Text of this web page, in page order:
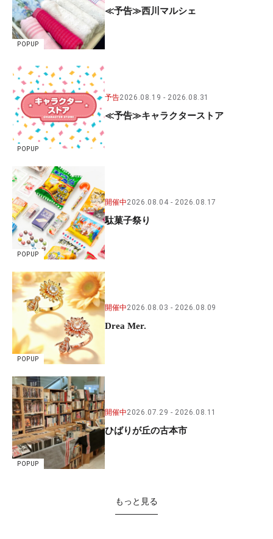
POPUP
≪予告≫西川マルシェ
POPUP
予告2026.08.19 2026.08.31
≪予告≫キャラクターストア
POPUP
開催中2026.08.04 2026.08.17
駄菓子祭り
POPUP
開催中2026.08.03 2026.08.09
Drea Mer.
POPUP
開催中2026.07.29 2026.08.11
ひばりが丘の古本市
もっと見る